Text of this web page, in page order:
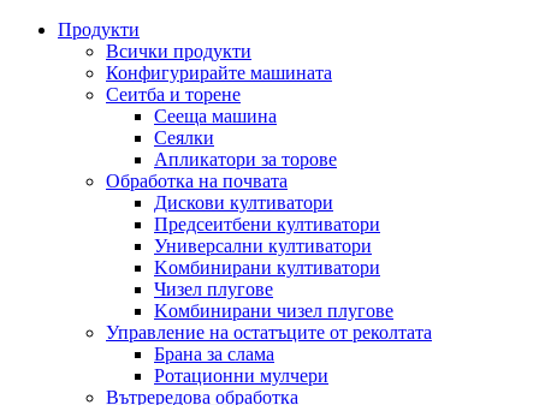
Продукти
Всички продукти
Конфигурирайте машината
Сеитба и торене
Cееща машина
Cеялки
Апликатори за торове
Обработка на почвата
Дискови култиватори
Предсеитбени култиватори
Универсални култиватори
Kомбинирани култиватори
Чизел плугове
Kомбинирани чизел плугове
Управление на остатъците от реколтата
Брана за слама
Pотационни мулчери
Вътрередова обработка